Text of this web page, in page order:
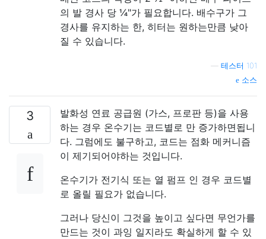
의 발 경사 당 ¼"가 필요합니다. 배수구가 그
경사를 유지하는 한, 히터는 원하는만큼 낮아
질 수 있습니다.
테스터 101
소스
3
발화성 연료 공급원 (가스, 프로판 등)을 사용
하는 경우 온수기는 코드별로 만 증가하면됩니
다. 그럼에도 불구하고, 코드는 점화 메커니즘
이 제기되어야하는 것입니다.
온수기가 전기식 또는 열 펌프 인 경우 코드별
로 올릴 필요가 없습니다.
그러나 당신이 그것을 높이고 싶다면 무언가를
만드는 것이 과잉 일지라도 확실하게 할 수 있